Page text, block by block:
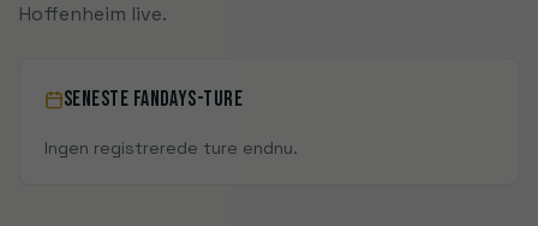
Hoffenheim live.
SENESTE FANDAYS-TURE
Ingen registrerede ture endnu.